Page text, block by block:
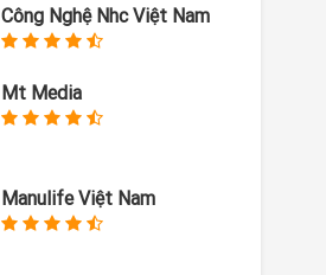
Công Nghệ Nhc Việt Nam
Mt Media
Manulife Việt Nam